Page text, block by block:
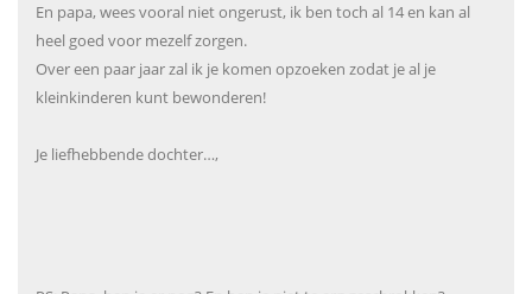
En papa, wees vooral niet ongerust, ik ben toch al 14 en kan al
heel goed voor mezelf zorgen.
Over een paar jaar zal ik je komen opzoeken zodat je al je
kleinkinderen kunt bewonderen!
Je liefhebbende dochter…,